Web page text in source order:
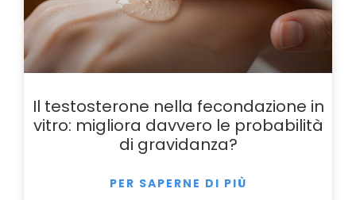
Il testosterone nella fecondazione in
vitro: migliora davvero le probabilità
di gravidanza?
PER SAPERNE DI PIÙ